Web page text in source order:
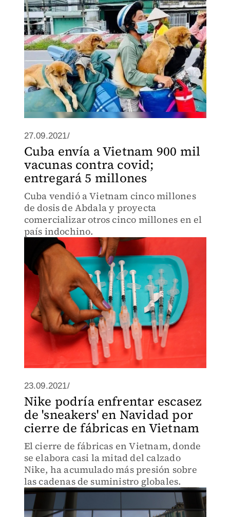
27.09.2021/
Cuba envía a Vietnam 900 mil
vacunas contra covid;
entregará 5 millones
Cuba vendió a Vietnam cinco millones
de dosis de Abdala y proyecta
comercializar otros cinco millones en el
país indochino.
23.09.2021/
Nike podría enfrentar escasez
de 'sneakers' en Navidad por
cierre de fábricas en Vietnam
El cierre de fábricas en Vietnam, donde
se elabora casi la mitad del calzado
Nike, ha acumulado más presión sobre
las cadenas de suministro globales.